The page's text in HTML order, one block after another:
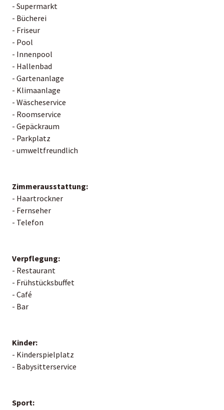
- Supermarkt
- Bücherei
- Friseur
- Pool
- Innenpool
- Hallenbad
- Gartenanlage
- Klimaanlage
- Wäscheservice
- Roomservice
- Gepäckraum
- Parkplatz
- umweltfreundlich
Zimmerausstattung:
- Haartrockner
- Fernseher
- Telefon
Verpflegung:
- Restaurant
- Frühstücksbuffet
- Café
- Bar
Kinder:
- Kinderspielplatz
- Babysitterservice
Sport: